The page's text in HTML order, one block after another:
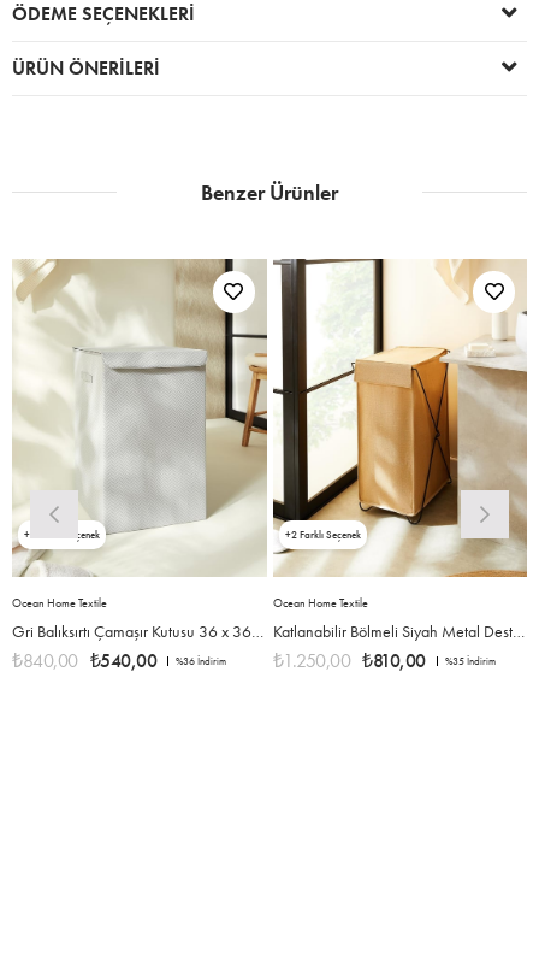
ÖDEME SEÇENEKLERI
ÜRÜN ÖNERILERI
Benzer Ürünler
Ocean Home Textile
Gri Balıksırtı Çamaşır Kutusu 36 x 36 x 56 cm
₺540,00
₺840,00 %36İndirim
Ocean Home Textile
Katlanabilir Bölmeli Siyah Metal Destekli Naturel Jüt Çamaşır Sepeti 44 x 29 x 70 cm
₺810,00
₺1.250,00 %35 İndirim
2